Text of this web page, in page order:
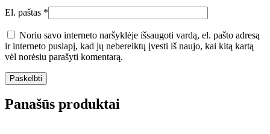
El. paštas *
Noriu savo interneto naršyklėje išsaugoti vardą, el. pašto adresą
ir interneto puslapį, kad jų nebereiktų įvesti iš naujo, kai kitą kartą
vėl norėsiu parašyti komentarą.
Panašūs produktai